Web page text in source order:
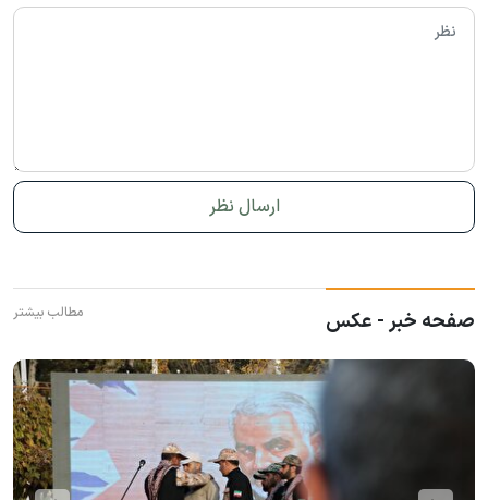
صفحه خبر - عکس مطالب بیشتر